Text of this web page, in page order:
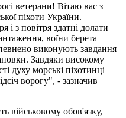
ветерани! Вітаю вас з
піхоти України.
і з повітря здатні долати
воїни берета
виконують завдання
Завдяки високому
духу морські піхотинці
ворогу", - зазначив
військовому обов'язку,